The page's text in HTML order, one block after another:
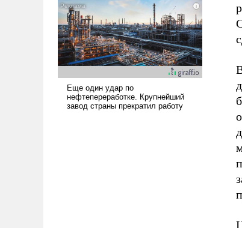
уязвимости США, например, перед
Китаем.